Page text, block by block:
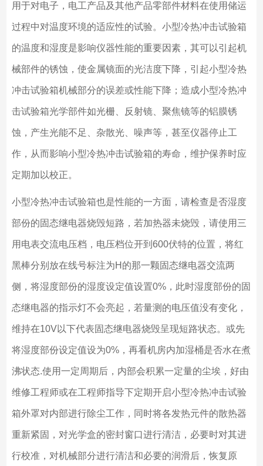
用于对电子，电工产品及其他产品零部件材料在使用储运
过程中对温度环境的适应性的试验。小型冷热冲击试验箱
的温度和湿度是影响仪器性能的重要因素，其可以引起机
械部件的锈蚀，使金属镜面的光洁度下降，引起小型冷热
冲击试验箱机械部分的误差或性能下降；造成小型冷热冲
击试验箱光学部件如光栅、反射镜、聚焦镜等的铝膜锈
蚀，产生光能不足、杂散光、噪声等，甚至仪器停止工
作，从而影响小型冷热冲击试验箱的寿命，维护保养时应
定期加以校正。
小型冷热冲击试验箱也是性能的一方面，请检查是否湿度
部份的固态继电器烧毁短路，若加热器未烧毁，请使用三
用电表交流电压档，电压档位开到600伏特的位置，将红
黑棒分别放在线号标注为H的那一颗固态继电器交流两
侧，将湿度部份的湿度设定值设置0%，此时湿度部份的固
态继电器的指示灯不会亮起，若量测的电压值没有变化，
维持在10V以下代表固态继电器烧毁呈现短路状态。或先
将湿度部份设定值设为0%，再看机房内加湿桶是否水在煮
沸状态.使用一定周期后，内部会积累一定量的尘埃，好由
维修工程师或在工程师指导下定期开启小型冷热冲击试验
箱外罩对内部进行除尘工作，同时将各发热元件的散热器
重新紧固，对光学盒的密封窗口进行清洁，必要时对其进
行校准，对机械部分进行清洁和必要的润滑后，恢复原